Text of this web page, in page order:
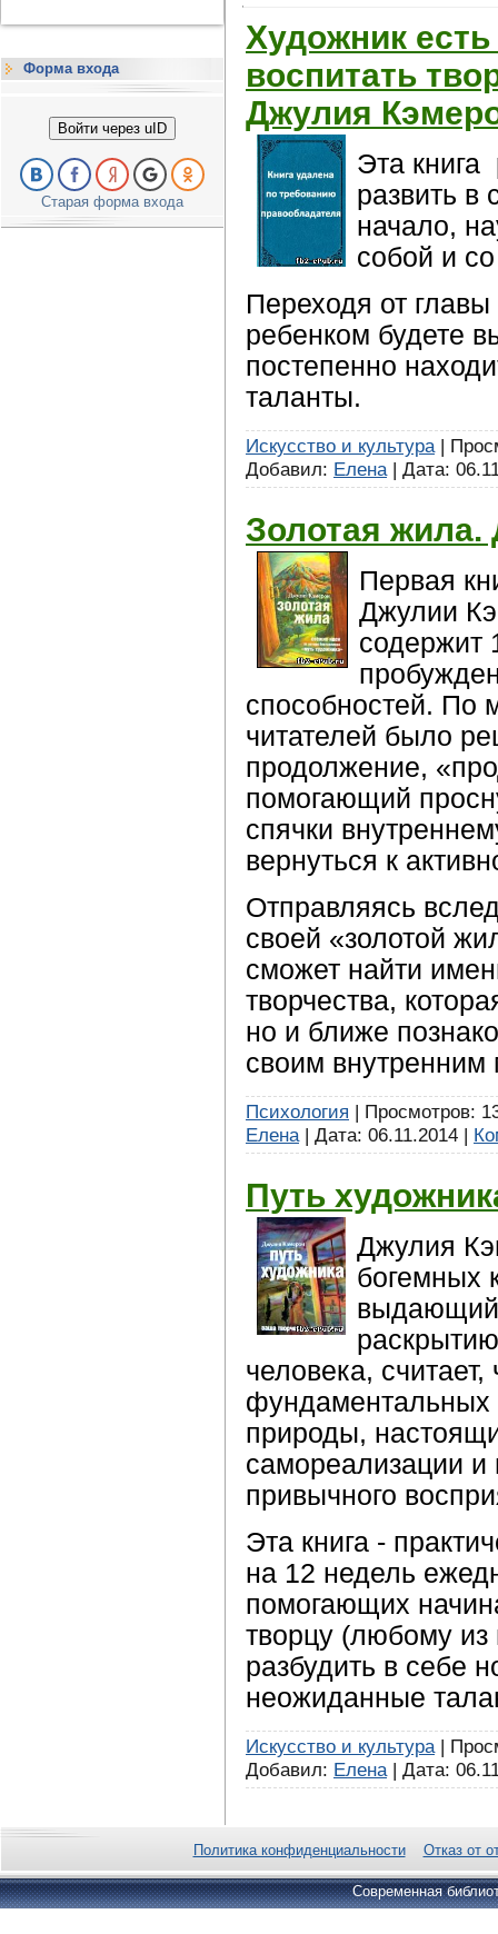
Форма входа
Войти через uID
Старая форма входа
Художник
воспитать
Джулия
Эта книга
развить в
начало,
собой и
Переходя от
ребенком будете
постепенно
таланты.
Искусство и культура |
Добавил: Елена | Дата:
Золотая
Первая
Джулии
содержит
способностей. По
читателей было
продолжение,
помогающий
спячки
вернуться к
Отправляясь
своей «золотой
сможет найти
творчества,
но и ближе
своим
Психология | Просмотров:
Елена | Дата: 06.11.2014 |
Путь
Джулия
богемных
человека, считает,
фундаментальных
природы,
самореализации и
привычного
Эта книга -
на 12 недель
помогающих
творцу (любому из
разбудить в себе
неожиданные
Искусство и культура |
Добавил: Елена | Дата:
Политика конфиденциальности Отказ от
Современная